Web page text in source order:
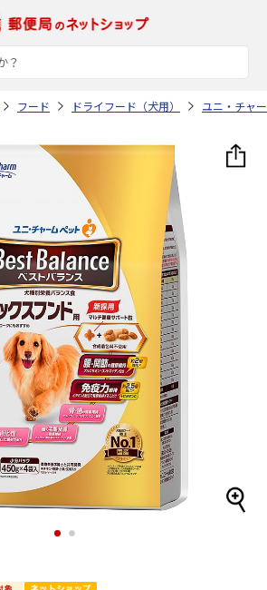
フード ドライフード（犬用） ユニ・チャ
1 2